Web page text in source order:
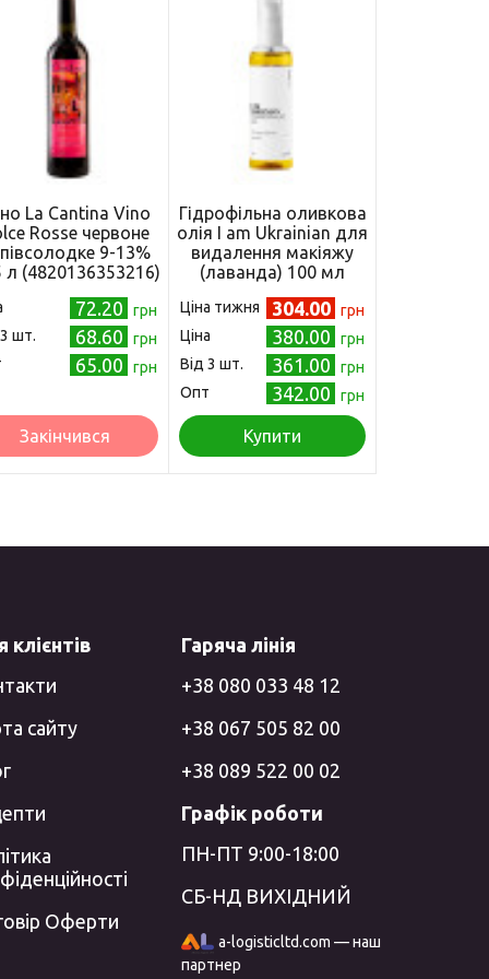
La Cantina Vino
Rosse червоне
9-13%
л (4820136353216)
72.20
грн
шт.
68.60
грн
65.00 грн
Закінчився
Гідрофільна оливкова
олія I am Ukrainian для
видалення макіяжу
(лаванда) 100 мл
Ціна тижня 304.00 грн
Ціна
380.00
грн
Від 3 шт.
361.00
грн
Опт
342.00 грн
Купити
клієнтів
сайту
Оферти
Гаряча лінія
+38 080 033 48 12
+38 067 505 82 00
+38 089 522 00 02
Графік роботи
ПН-ПТ 9:00-18:00
СБ-НД ВИХІДНИЙ
a-logisticltd.com — наш
партнер